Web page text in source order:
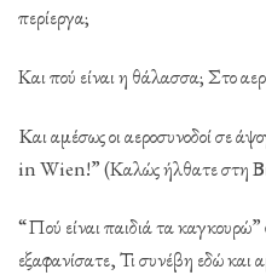
περίεργα;
Και πού είναι η θάλασσα; Στο
Kαι αμέσως οι αεροσυνοδοί
in Wien!” (Καλώς ήλθατε στη
“Πού είναι παιδιά τα
εξαφανίσατε, Τι συνέβη εδώ